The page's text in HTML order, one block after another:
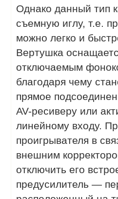
Однако данный тип
съемную иглу, т.е.
можно легко и
Вертушка
отключаемым
благодаря чему
прямое
AV-ресиверу или
линейному входу.
проигрывателя в
внешним
отключить его
предусилитель —